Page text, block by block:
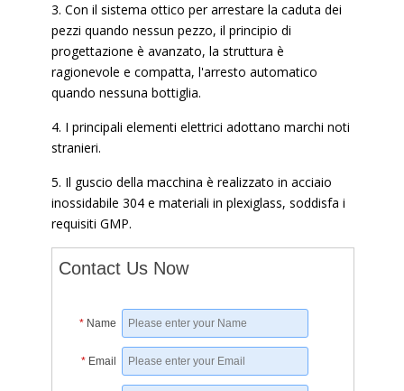
3. Con il sistema ottico per arrestare la caduta dei
pezzi quando nessun pezzo, il principio di
progettazione è avanzato, la struttura è
ragionevole e compatta, l'arresto automatico
quando nessuna bottiglia.
4. I principali elementi elettrici adottano marchi noti
stranieri.
5. Il guscio della macchina è realizzato in acciaio
inossidabile 304 e materiali in plexiglass, soddisfa i
requisiti GMP.
Contact Us Now
* Name
* Email